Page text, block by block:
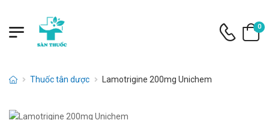
0
Thuốc tân dược Lamotrigine 200mg Unichem